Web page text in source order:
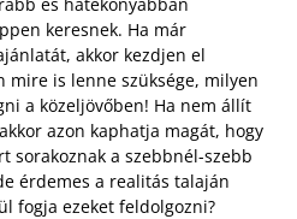
keresnek. Ha már
akkor kezdjen el
mire is lenne szüksége, milyen
a közeljövőben! Ha nem állít
azon kaphatja magát, hogy
sorakoznak a szebbnél-szebb
érdemes a realitás talaján
fogja ezeket feldolgozni?